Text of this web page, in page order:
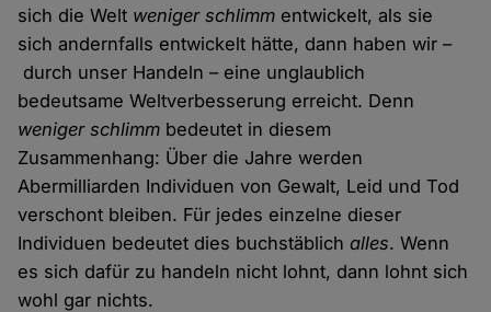
sich die Welt weniger schlimm entwickelt, als sie
sich andernfalls entwickelt hätte, dann haben wir –
durch unser Handeln – eine unglaublich
bedeutsame Weltverbesserung erreicht. Denn
weniger schlimm bedeutet in diesem
Zusammenhang: Über die Jahre werden
Abermilliarden Individuen von Gewalt, Leid und Tod
verschont bleiben. Für jedes einzelne dieser
Individuen bedeutet dies buchstäblichalles. Wenn
es sich dafür zu handeln nicht lohnt, dann lohnt sich
wohl gar nichts.